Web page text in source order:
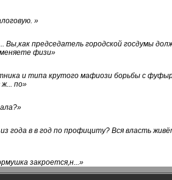
»
Вы,как председатель городской госдумы
физи»
и типа крутого мафиози борьбы с
по»
»
года в в год по профициту? Вся власть
закроется,н...»